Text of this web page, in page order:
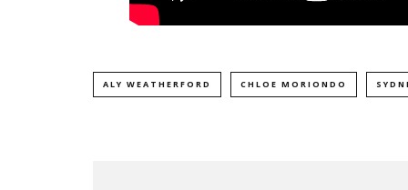
ALY WEATHERFORD CHLOE MORIONDO